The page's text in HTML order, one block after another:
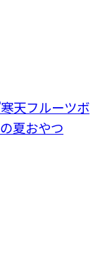
天フルーツボ
夏おやつ